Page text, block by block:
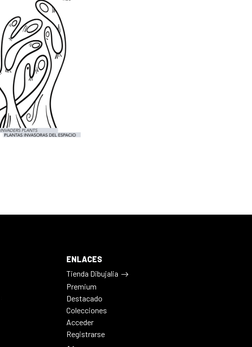
ENLACES
Tienda Dibujalia
Premium
Destacado
Colecciones
Acceder
Registrarse